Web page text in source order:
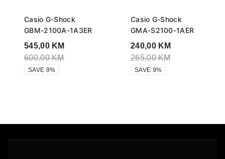
Casio G-Shock
GBM-2100A-1A3ER
545,00 KM
600,00KM
SAVE 9%
Casio G-Shock
GMA-S2100-1AER
240,00 KM
265,00KM
SAVE 9%